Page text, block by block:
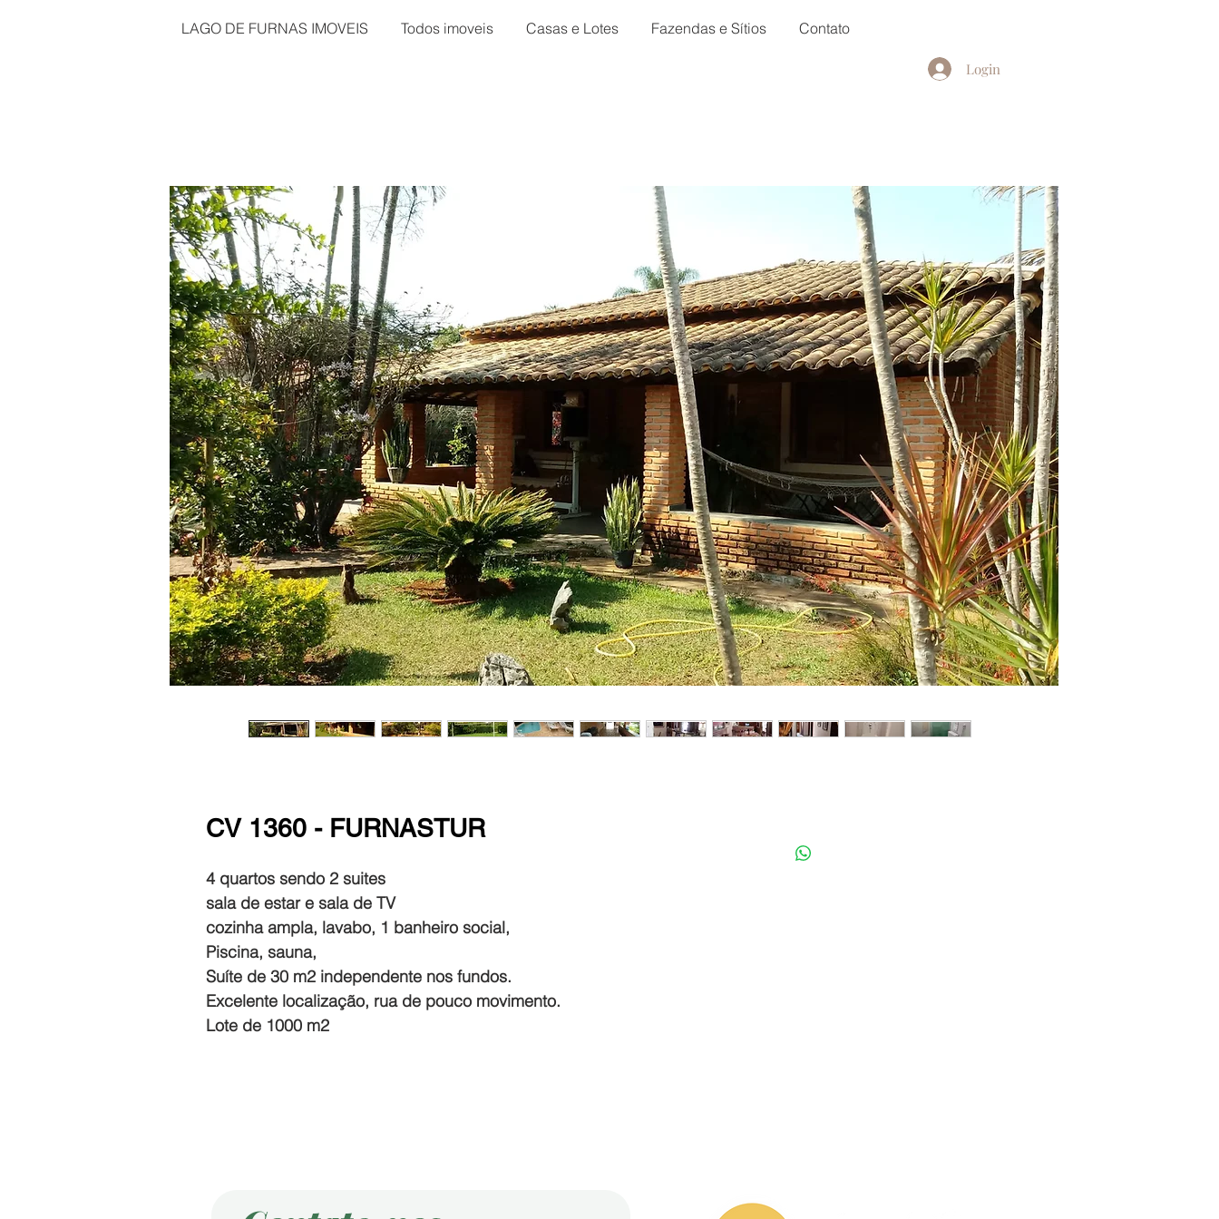
LAGO DE FURNAS IMOVEIS Todos imoveis Casas e Lotes Fazendas e Sítios Contato
Login
CV 1360 - FURNASTUR
4 quartos sendo 2 suites
sala de estar e sala de TV
cozinha ampla, lavabo, 1 banheiro social,
Piscina, sauna,
Suíte de 30 m2 independente nos fundos.
Excelente localização, rua de pouco movimento.
Lote de 1000 m2